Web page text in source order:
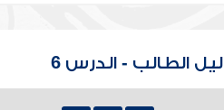
الطالب - الدرس 6